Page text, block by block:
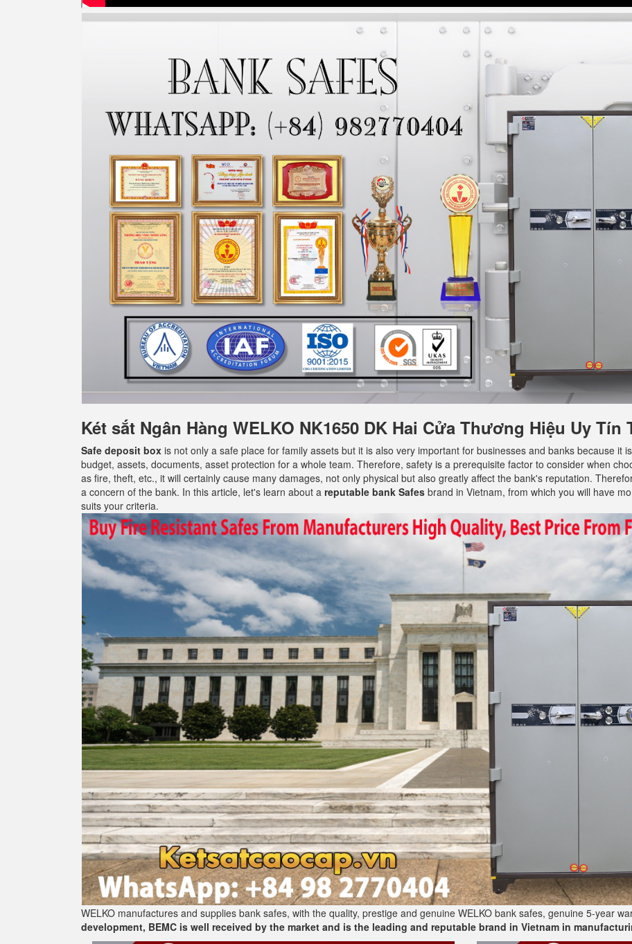
Két sắt Ngân Hàng WELKO NK1650 DK Hai Cửa Thương Hiệu Uy
Safe deposit box is not only a safe place for family assets but it is also very important for businesses and banks because it
budget, assets, documents, asset protection for a whole team. Therefore, safety is a prerequisite factor to consider when
as fire, theft, etc., it will certainly cause many damages, not only physical but also greatly affect the bank's reputation.
a concern of the bank. In this article, let's learn about a reputable bank Safes brand in Vietnam, from which you will have
suits your criteria.
WELKO manufactures and supplies bank safes, with the quality, prestige and genuine WELKO bank safes, genuine 5-year
development, BEMC is well received by the market and is the leading and reputable brand in Vietnam in